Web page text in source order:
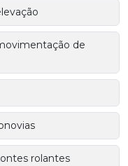
de
rolantes